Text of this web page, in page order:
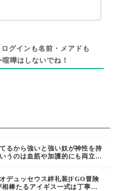
グインも名前・メアドも
嘩はしないでね！
るから強いと強い奴が神性を持
うのは血筋や加護的にも両立す
デュッセウス絆礼装[FGO冒険
棒たるアイギス一式は丁寧に